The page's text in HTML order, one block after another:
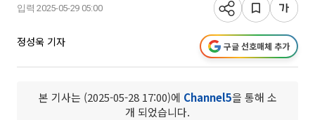
입력 2025-05-29 05:00
정성욱 기자 구글 선호매체 추가
본 기사는 (2025-05-28 17:00)에 Channel5을 통해 소
개 되었습니다.